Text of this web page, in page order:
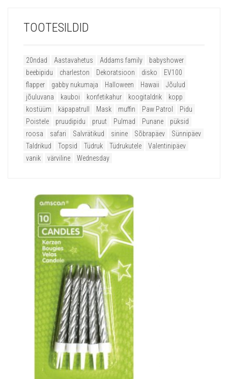
TOOTESILDID
20ndad Aastavahetus Addams family
babyshower
beebipidu
charleston Dekoratsioon disko
EV100
flapper
gabby nukumaja Halloween Hawaii
Jõulud
jõuluvana
kauboi konfetikahur koogitaldrik
kopp
kostüüm
käpapatrull Mask muffin Paw Patrol
Pidu
Poistele
pruudipidu pruut Pulmad Punane
püksid
roosa
safari Salvrätikud sinine Sõbrapäev
Sünnipäev
Taldrikud
Topsid Tüdruk Tüdrukutele
Valentinipäev
vanik
värviline Wednesday